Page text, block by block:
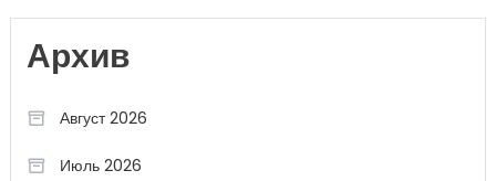
Архив
Август 2026
Июль 2026